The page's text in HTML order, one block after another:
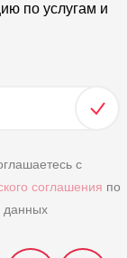
по услугам и
с
соглашения по
данных